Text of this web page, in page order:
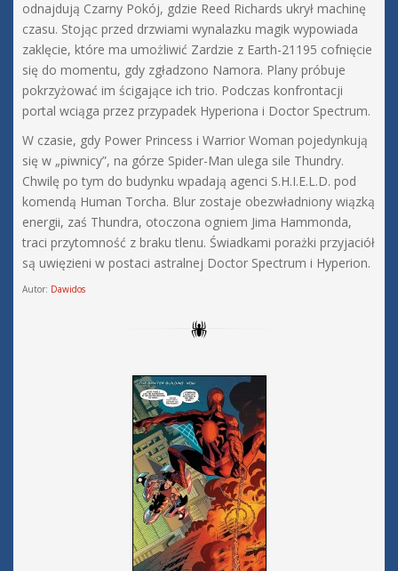
odnajdują Czarny Pokój, gdzie Reed Richards ukrył machinę
czasu. Stojąc przed drzwiami wynalazku magik wypowiada
zaklęcie, które ma umożliwić Zardzie z Earth-21195 cofnięcie
się do momentu, gdy zgładzono Namora. Plany próbuje
pokrzyżować im ścigające ich trio. Podczas konfrontacji
portal wciąga przez przypadek Hyperiona i Doctor Spectrum.
W czasie, gdy Power Princess i Warrior Woman pojedynkują
się w „piwnicy”, na górze Spider-Man ulega sile Thundry.
Chwilę po tym do budynku wpadają agenci S.H.I.E.L.D. pod
komendą Human Torcha. Blur zostaje obezwładniony wiązką
energii, zaś Thundra, otoczona ogniem Jima Hammonda,
traci przytomność z braku tlenu. Świadkami porażki przyjaciół
są uwięzieni w postaci astralnej Doctor Spectrum i Hyperion.
Autor: Dawidos